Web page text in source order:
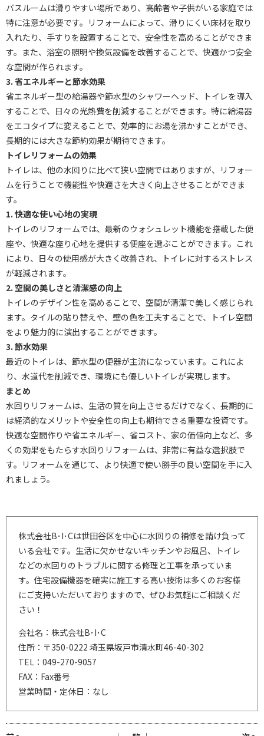
バスルームは滑りやすい場所であり、高齢者や子供がいる家庭では
特に注意が必要です。リフォームによって、滑りにくい床材を取り
入れたり、手すりを設置することで、安全性を高めることができま
す。また、浴室の照明や換気設備を改善することで、快適かつ安全
な空間が作られます。
3. 省エネルギーと節水効果
省エネルギー型の給湯器や節水型のシャワーヘッド、トイレを導入
することで、日々の光熱費を削減することができます。特に給湯器
をエコタイプに変えることで、効率的にお湯を沸かすことができ、
長期的には大きな節約効果が期待できます。
トイレリフォームの効果
トイレは、他の水回りに比べて狭い空間ではありますが、リフォー
ムを行うことで機能性や快適さを大きく向上させることができま
す。
1. 快適な使い心地の実現
トイレのリフォームでは、最新のウォシュレット機能を搭載した便
座や、快適な座り心地を提供する便座を選ぶことができます。これ
により、日々の使用感が大きく改善され、トイレに対するストレス
が軽減されます。
2. 空間の美しさと清潔感の向上
トイレのデザイン性を高めることで、空間が清潔で美しく感じられ
ます。タイルの貼り替えや、壁の色を工夫することで、トイレ空間
をより魅力的に演出することができます。
3. 節水効果
最近のトイレは、節水型の便器が主流になっています。これによ
り、水道代を削減でき、環境にも優しいトイレが実現します。
まとめ
水回りリフォームは、生活の質を向上させるだけでなく、長期的に
は経済的なメリットや安全性の向上も期待できる重要な投資です。
快適な空間作りや省エネルギー、省コスト、家の価値向上など、多
くの効果をもたらす水回りリフォームは、非常に有益な選択肢で
す。リフォームを通じて、より快適で使い勝手の良い空間を手に入
れましょう。
株式会社B･I･Cは世田谷区を中心に水回りの補修を請け負って
いる会社です。生活に欠かせないキッチンやお風呂、トイレ
などの水回りのトラブルに関する修理と工事を承っていま
す。住宅設備機器を確実に施工する高い技術は多くのお客様
にご支持いただいておりますので、ぜひお気軽にご相談くだ
さい！
会社名：株式会社B･I･C
住所：〒350-0222 埼玉県坂戸市清水町46-40-302
TEL：049-270-9057
FAX：Fax番号
営業時間・定休日：なし